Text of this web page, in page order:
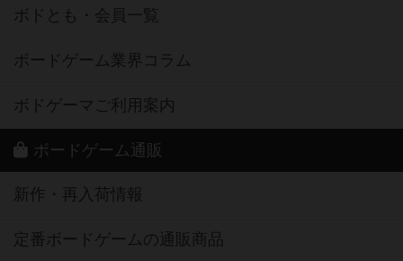
ボドとも・会員一覧
ボードゲーム業界コラム
ボドゲーマご利用案内
ボードゲーム通販
新作・再入荷情報
定番ボードゲームの通販商品